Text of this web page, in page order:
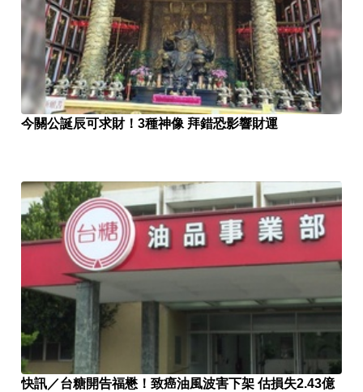
今關公誕辰可求財！3種神像 拜錯恐影響財運
快訊／台糖開告福懋！致癌油風波害下架 估損失2.43億